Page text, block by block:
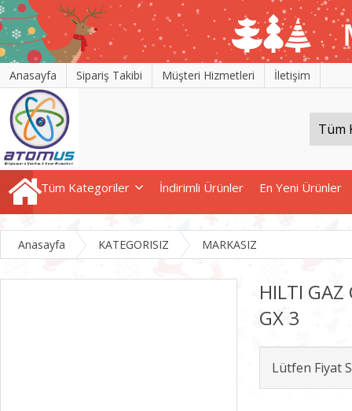
Anasayfa Sipariş Takibi Müşteri Hizmetleri İletişim
Tüm Kategoriler İndirimli Ürünler En Yeni Ürünler
Anasayfa KATEGORISIZ MARKASIZ
HILTI GAZ
GX 3
Lütfen Fiyat